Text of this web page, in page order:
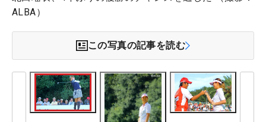
ALBA）
この写真の記事を読む